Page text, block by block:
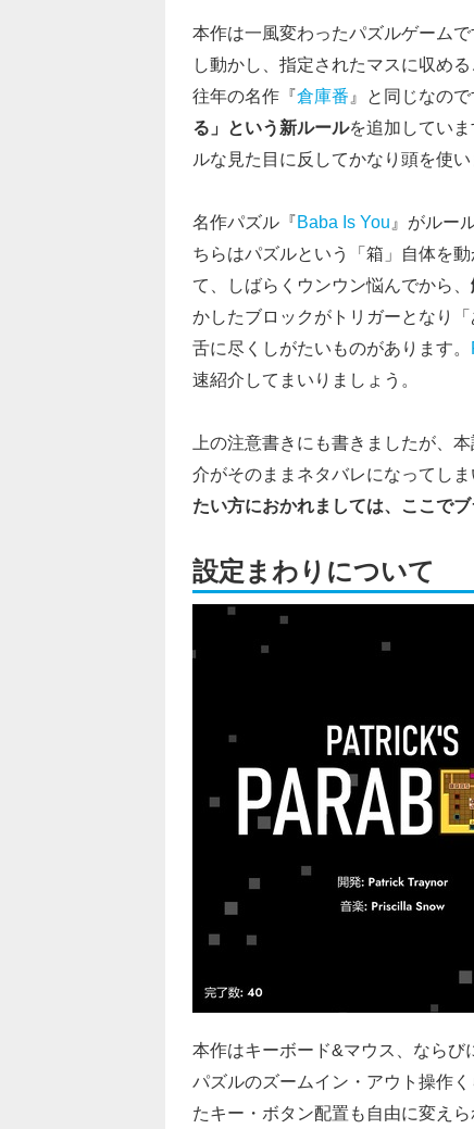
本作は一風変わったパズルゲーム
し動かし、指定されたマスに収め
往年の名作『倉庫番 』と同じなの
る」という新ルールを追加してい
ルな見た目に反してかなり頭を使い
名作パズル『Baba Is You 』がルー
ちらはパズルという「箱」自体を
て、しばらくウンウン悩んでから、
かしたブロックがトリガーとなり
舌に尽くしがたいものがあります。
速紹介してまいりましょう。
上の注意書きにも書きましたが、
介がそのままネタバレになってしま
たい方におかれましては、ここで
設定まわりについて
本作はキーボード&マウス、ならび
パズルのズームイン・アウト操作
たキー・ボタン配置も自由に変え